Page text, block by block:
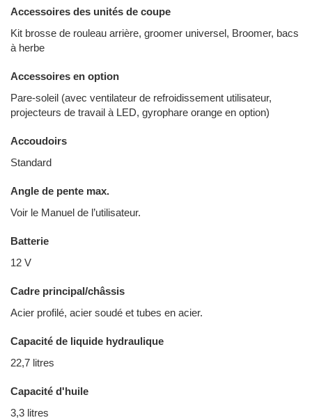
Accessoires des unités de coupe
Kit brosse de rouleau arrière, groomer universel, Broomer, bacs
à herbe
Accessoires en option
Pare-soleil (avec ventilateur de refroidissement utilisateur,
projecteurs de travail à LED, gyrophare orange en option)
Accoudoirs
Standard
Angle de pente max.
Voir le Manuel de l’utilisateur.
Batterie
12 V
Cadre principal/châssis
Acier profilé, acier soudé et tubes en acier.
Capacité de liquide hydraulique
22,7 litres
Capacité d'huile
3,3 litres